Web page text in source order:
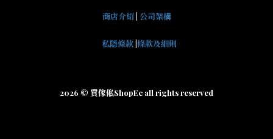
商店介紹| 公司架構
私隱條款 條款及細則
2026 © 買傢俬ShopEc all rights reserved